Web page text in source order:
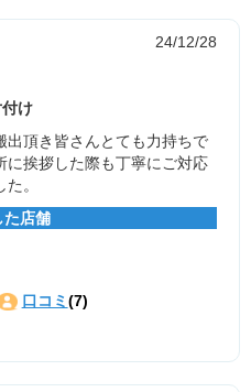
24/12/28
け
出頂き皆さんとても力持ちで
に挨拶した際も丁寧にご対応
。
た店舗
口コミ (7)